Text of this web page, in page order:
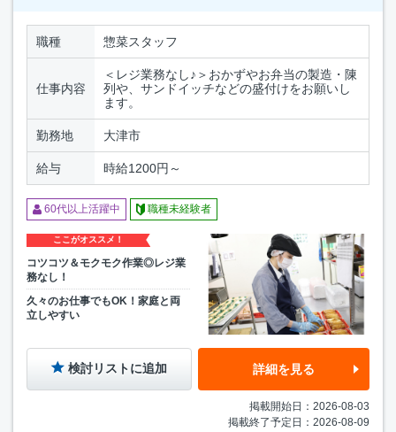
職種 惣菜スタッフ
仕事内容
＜レジ業務なし♪＞おかずやお弁当の製造・陳
列や、サンドイッチなどの盛付けをお願いし
ます。
勤務地 大津市
給与 時給1200円～
60代以上活躍中 職種未経験者
ここがオススメ！
コツコツ＆モクモク作業◎レジ業
務なし！
久々のお仕事でもOK！家庭と両
立しやすい
検討リストに追加 詳細を見る
掲載開始日：2026-08-03
掲載終了予定日：2026-08-09